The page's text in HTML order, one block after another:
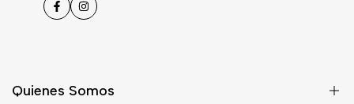
FacebookInstagram
Quienes Somos